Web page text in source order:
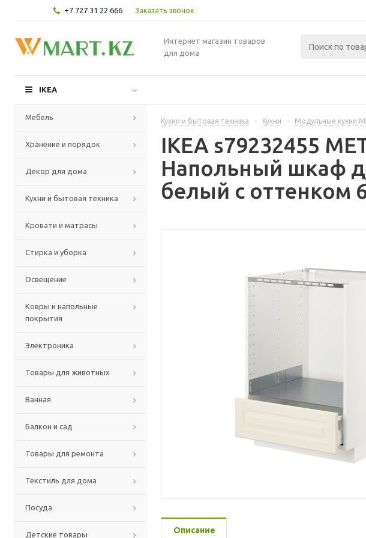
+7 727 31 22 666 Заказать звонок
Интернет магазин товаров
для дома
IKEA
Мебель
Хранение и порядок
Декор для дома
Кухни и бытовая техника
Кровати и матрасы
Стирка и уборка
Освещение
Ковры и напольные
покрытия
Электроника
Товары для животных
Ванная
Балкон и сад
Товары для ремонта
Текстиль для дома
Посуда
Детские товары
Кухни и бытовая техника - Кухни - Модульные кухни
IKEA s79232455
Напольный шкаф
белый с оттенком
Описание